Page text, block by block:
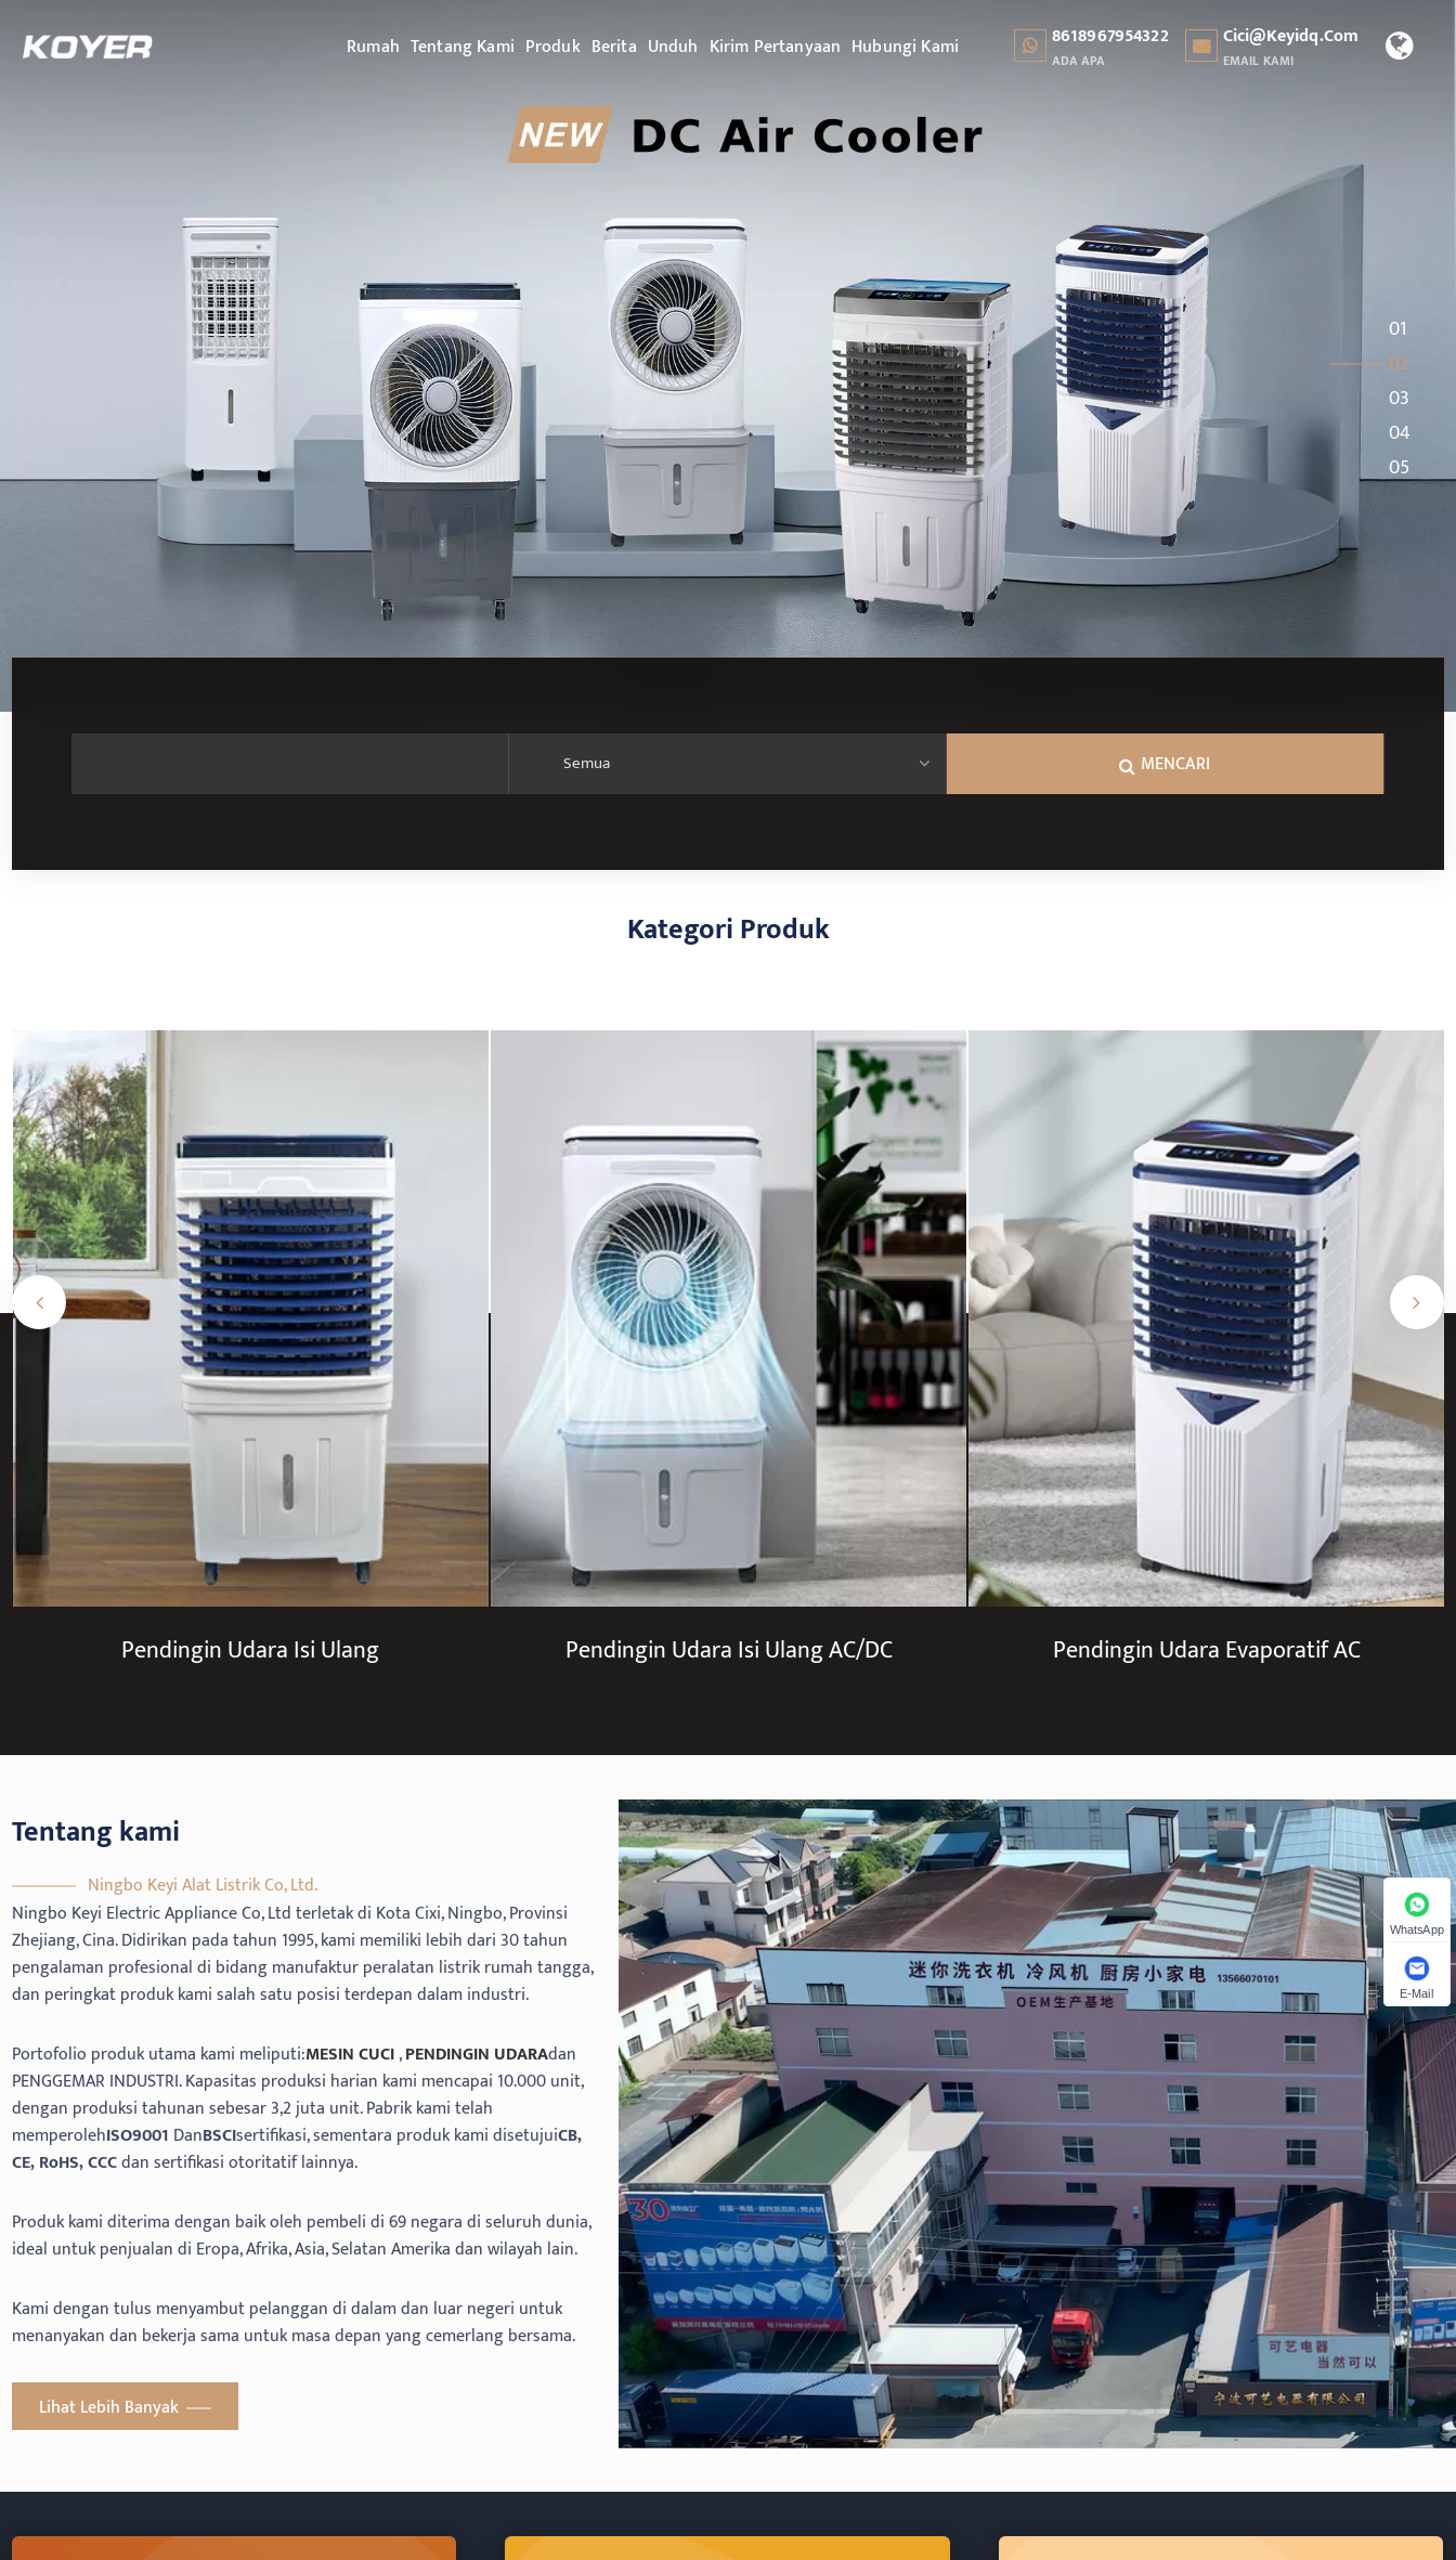
Rumah Tentang Kami Produk Berita Unduh Kirim Pertanyaan Hubungi Kami 8618967954322
ADA APA
Cici@keyidq.com
EMAIL KAMI
01
02
03
04
05
MENCARI
Kategori Produk
Pendingin Udara Isi Ulang Pendingin Udara Isi Ulang AC/DC Pendingin Udara Evaporatif AC
Tentang kami
Ningbo Keyi Alat Listrik Co, Ltd.
Ningbo Keyi Electric Appliance Co, Ltd terletak di Kota Cixi, Ningbo, Provinsi
Zhejiang, Cina. Didirikan pada tahun 1995, kami memiliki lebih dari 30 tahun
pengalaman profesional di bidang manufaktur peralatan listrik rumah tangga,
dan peringkat produk kami salah satu posisi terdepan dalam industri.
Portofolio produk utama kami meliputi:MESIN CUCI,PENDINGIN UDARAdan
PENGGEMAR INDUSTRI. Kapasitas produksi harian kami mencapai 10.000 unit,
dengan produksi tahunan sebesar 3,2 juta unit. Pabrik kami telah
memperolehISO9001 DanBSCIsertifikasi, sementara produk kami disetujuiCB,
CE, RoHS, CCCdan sertifikasi otoritatif lainnya.
Produk kami diterima dengan baik oleh pembeli di 69 negara di seluruh dunia,
ideal untuk penjualan di Eropa, Afrika, Asia, Selatan Amerika dan wilayah lain.
Kami dengan tulus menyambut pelanggan di dalam dan luar negeri untuk
menanyakan dan bekerja sama untuk masa depan yang cemerlang bersama.
Lihat Lebih Banyak
WhatsApp
E-Mail